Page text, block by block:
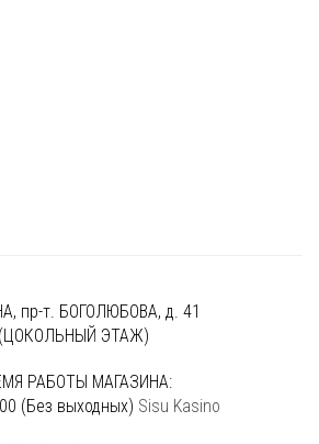
пр-т. БОГОЛЮБОВА, д. 41
(ЦОКОЛЬНЫЙ ЭТАЖ)
РАБОТЫ МАГАЗИНА:
(Без выходных) Sisu Kasino